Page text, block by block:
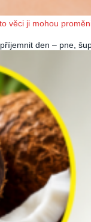
věci ji mohou
den – pne,